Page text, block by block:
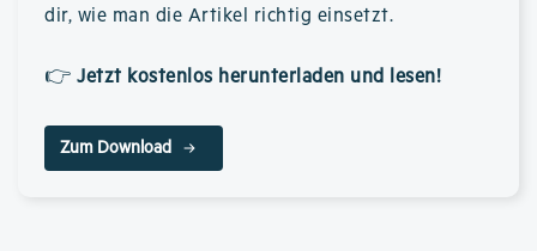
dir, wie man die Artikel richtig einsetzt.
👉 Jetzt kostenlos herunterladen und lesen!
Zum Download